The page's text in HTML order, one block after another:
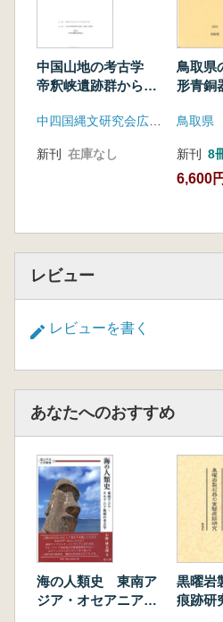
中国山地の考古学
帝釈峡遺跡群から山
る
中四国縄文研究会広島大会実行委員会事務局
新刊 在庫なし
鳥取県
形青銅
鳥取県
新刊 8
6,600円
レビュー
レビューを書く
あなたへのおすすめ
海の人類史 東南ア
ジア・オセアニア海
黒曜岩
痕跡研